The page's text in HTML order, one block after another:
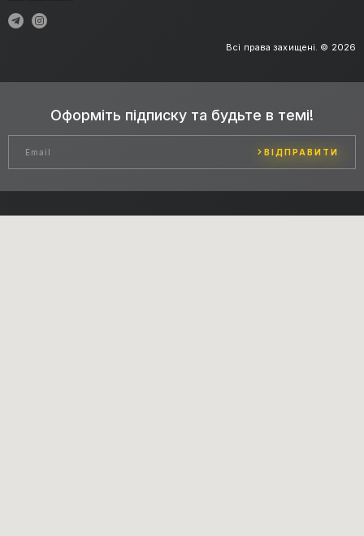
Всі права захищені. © 2026
Оформіть підписку та будьте в темі!
ВІДПРАВИТИ